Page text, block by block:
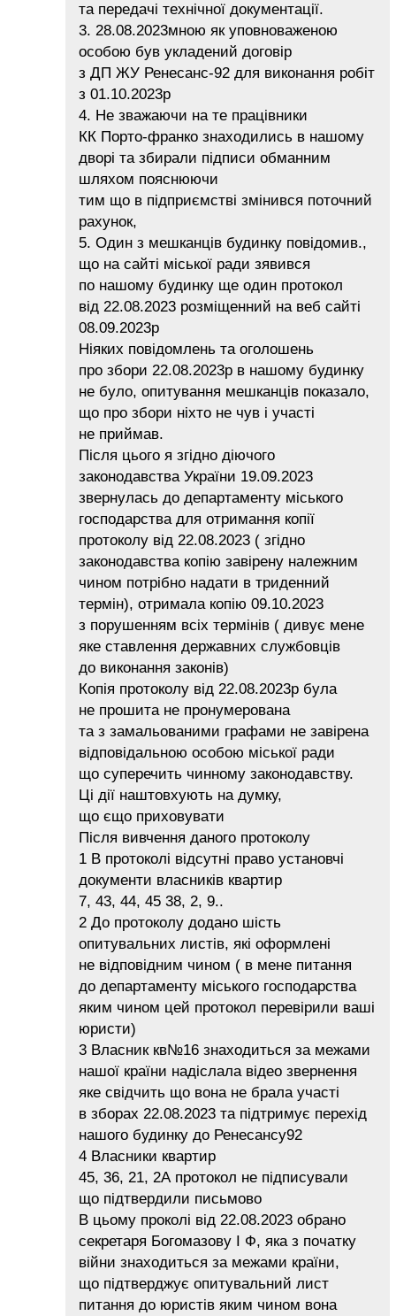
та передачі технічної документації.
3. 28.08.2023мною як уповноваженою
особою був укладений договір
з ДП ЖУ Ренесанс-92 для виконання робіт
з 01.10.2023р
4. Не зважаючи на те працівники
КК Порто-франко знаходились в нашому
дворі та збирали підписи обманним
шляхом пояснюючи
тим що в підприємстві змінився поточний
рахунок,
5. Один з мешканців будинку повідомив.,
що на сайті міської ради зявився
по нашому будинку ще один протокол
від 22.08.2023 розміщенний на веб сайті
08.09.2023р
Ніяких повідомлень та оголошень
про збори 22.08.2023р в нашому будинку
не було, опитування мешканців показало,
що про збори ніхто не чув і участі
не приймав.
Після цього я згідно діючого
законодавства України 19.09.2023
звернулась до департаменту міського
господарства для отримання копії
протоколу від 22.08.2023 ( згідно
законодавства копію завірену належним
чином потрібно надати в триденний
термін), отримала копію 09.10.2023
з порушенням всіх термінів ( дивує мене
яке ставлення державних службовців
до виконання законів)
Копія протоколу від 22.08.2023р була
не прошита не пронумерована
та з замальованими графами не завірена
відповідальною особою міської ради
що суперечить чинному законодавству.
Ці дії наштовхують на думку,
що єщо приховувати
Після вивчення даного протоколу
1 В протоколі відсутні право установчі
документи власників квартир
7, 43, 44, 45 38, 2, 9..
2 До протоколу додано шість
опитувальних листів, які оформлені
не відповідним чином ( в мене питання
до департаменту міського господарства
яким чином цей протокол перевірили ваші
юристи)
3 Власник кв№16 знаходиться за межами
нашої країни надіслала відео звернення
яке свідчить що вона не брала участі
в зборах 22.08.2023 та підтримує перехід
нашого будинку до Ренесансу92
4 Власники квартир
45, 36, 21, 2А протокол не підписували
що підтвердили письмово
В цьому проколі від 22.08.2023 обрано
секретаря Богомазову І Ф, яка з початку
війни знаходиться за межами країни,
що підтверджує опитувальний лист
питання до юристів яким чином вона